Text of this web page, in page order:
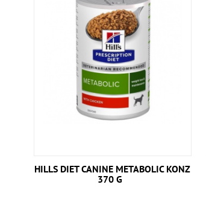
HILLS DIET CANINE METABOLIC KONZ
370 G